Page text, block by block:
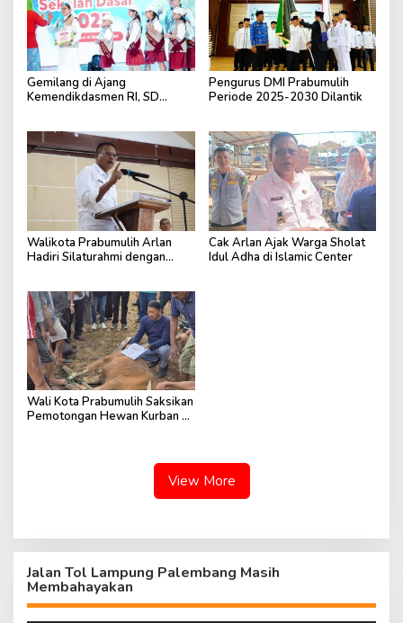
Gemilang di Ajang
Kemendikdasmen RI, SD
Pengurus DMI Prabumulih
Periode 2025-2030 Dilantik
Walikota Prabumulih Arlan
Hadiri Silaturahmi dengan
Cak Arlan Ajak Warga Sholat
Idul Adha di Islamic Center
Wali Kota Prabumulih Saksikan
Pemotongan Hewan Kurban di
View More
Jalan Tol Lampung Palembang Masih
Membahayakan